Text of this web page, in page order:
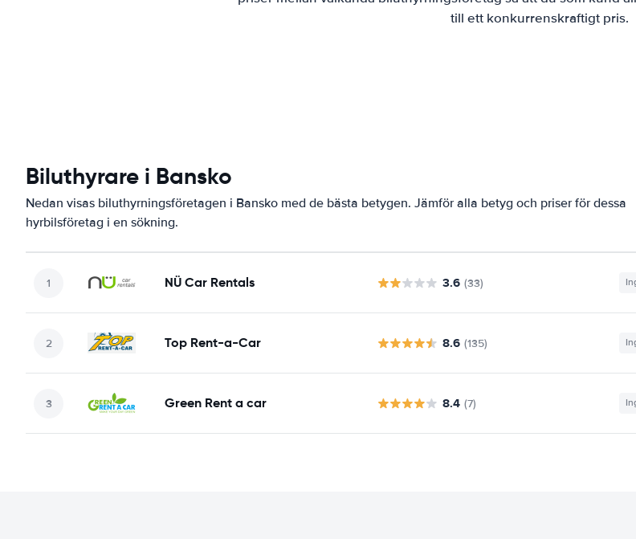
till ett konkurrenskraftigt pris.
Biluthyrare i Bansko
Nedan visas biluthyrningsföretagen i Bansko med de bästa betygen. Jämför alla betyg och priser för dessa
hyrbilsföretag i en sökning.
NÜ Car Rentals 3.6 (33)
Top Rent-a-Car 8.6 (135)
Green Rent a car 8.4 (7)